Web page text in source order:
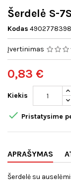
Šerdelė S-
Kodas
Įvertinimas
0,83 €
Kiekis
 Pristatysime
APRAŠYMAS
Šerdelė su